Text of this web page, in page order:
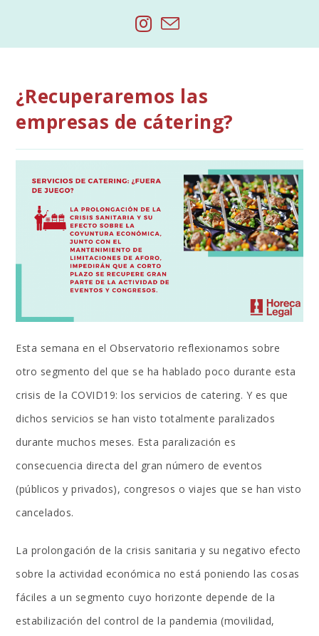
¿Recuperaremos las
empresas de cátering?
Esta semana en el Observatorio reflexionamos sobre
otro segmento del que se ha hablado poco durante esta
crisis de la COVID19: los servicios de catering. Y es que
dichos servicios se han visto totalmente paralizados
durante muchos meses. Esta paralización es
consecuencia directa del gran número de eventos
(públicos y privados), congresos o viajes que se han visto
cancelados.
La prolongación de la crisis sanitaria y su negativo efecto
sobre la actividad económica no está poniendo las cosas
fáciles a un segmento cuyo horizonte depende de la
estabilización del control de la pandemia (movilidad,